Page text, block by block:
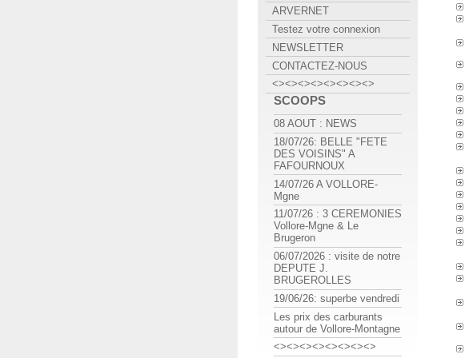
ARVERNET
Testez votre connexion
NEWSLETTER
CONTACTEZ-NOUS
<><><><><><><><>
SCOOPS
08 AOUT : NEWS
18/07/26: BELLE "FETE
DES VOISINS" A
FAFOURNOUX
14/07/26 A VOLLORE-
Mgne
11/07/26 : 3 CEREMONIES
Vollore-Mgne & Le
Brugeron
06/07/2026 : visite de notre
DEPUTE J.
BRUGEROLLES
19/06/26: superbe vendredi
Les prix des carburants
autour de Vollore-Montagne
<><><><><><><><>